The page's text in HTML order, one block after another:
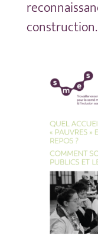
construction.